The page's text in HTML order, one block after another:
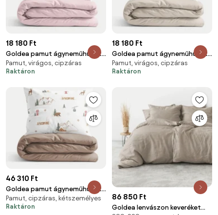
18 180 Ft
Goldea pamut ágyneműhuzat
duo - pünkösdirózsa mintás,
púderrózsaszín hátoldal 140 x
Pamut, virágos, cipzáras
Raktáron
18 180 Ft
Goldea pamut ágyneműhuzat
duo - kerti dísznövények, latte
színű hátoldal 140 x 200 és 70 x
Pamut, virágos, cipzáras
Raktáron
46 310 Ft
Goldea pamut ágyneműhuzat
duo - zakopane, kávébarna
színű hátoldal 200 x 200 és
Pamut, cipzáras, kétszemélyes
Raktáron
86 850 Ft
Goldea lenvászon keveréket